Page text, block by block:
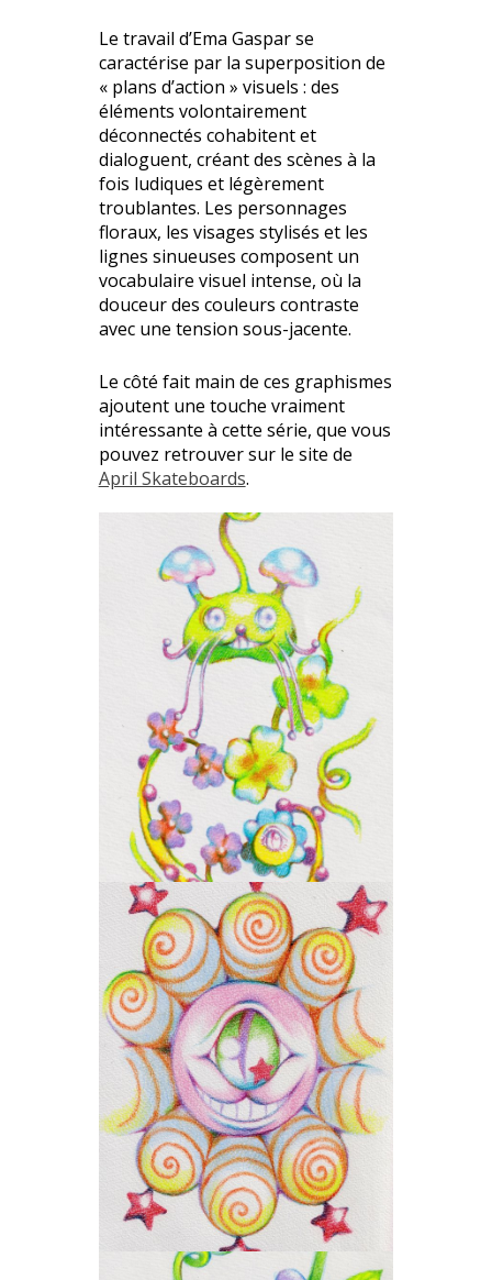
Le travail d’Ema Gaspar se
caractérise par la superposition de
« plans d’action » visuels : des
éléments volontairement
déconnectés cohabitent et
dialoguent, créant des scènes à la
fois ludiques et légèrement
troublantes. Les personnages
floraux, les visages stylisés et les
lignes sinueuses composent un
vocabulaire visuel intense, où la
douceur des couleurs contraste
avec une tension sous-jacente.
Le côté fait main de ces graphismes
ajoutent une touche vraiment
intéressante à cette série, que vous
pouvez retrouver sur le site de
April Skateboards.